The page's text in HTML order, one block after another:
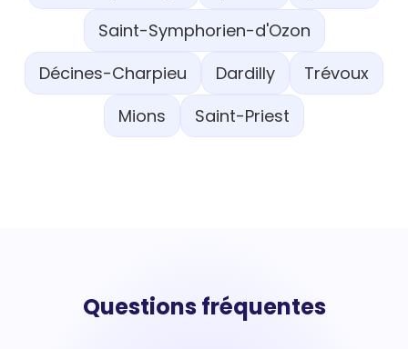
Saint-Symphorien-d'Ozon
Décines-Charpieu
Dardilly
Trévoux
Mions
Saint-Priest
Questions fréquentes